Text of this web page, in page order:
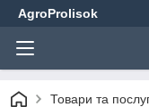
AgroProlisok
Товари та